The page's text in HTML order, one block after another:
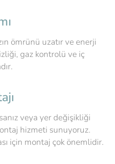
ömrünü uzatır ve enerji
gaz kontrolü ve iç
veya yer değişikliği
hizmeti sunuyoruz.
için montaj çok önemlidir.